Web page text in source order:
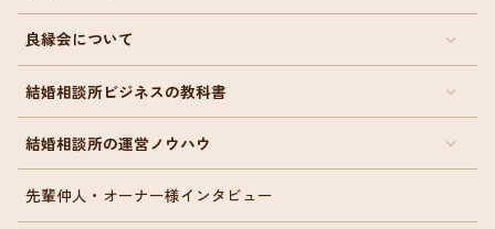
良縁会について
結婚相談所ビジネスの教科書
結婚相談所の運営ノウハウ
先輩仲人・オーナー様インタビュー